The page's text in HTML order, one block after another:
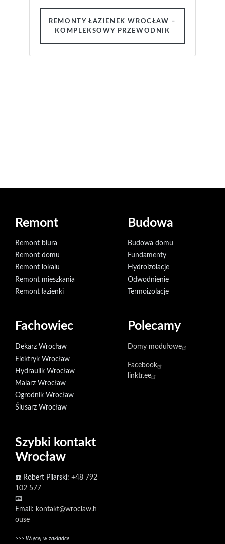
REMONTY ŁAZIENEK WROCŁAW –
KOMPLEKSOWY PRZEWODNIK
Remont
Remont biura
Remont domu
Remont lokalu
Remont mieszkania
Remont łazienki
Budowa
Budowa domu
Fundamenty
Hydroizolacje
Odwodnienie
Termoizolacje
Fachowiec
Dekarz Wrocław
Elektryk Wrocław
Hydraulik Wrocław
Malarz Wrocław
Ogrodnik Wrocław
Ślusarz Wrocław
Polecamy
Domy modułowe
Facebook
linktr.ee
Szybki kontakt
Wrocław
☎️ Robert Pilarski: +48 792
102 577
📧
Email: kontakt@wroclaw.h
ouse
>>> Więcej w zakładce